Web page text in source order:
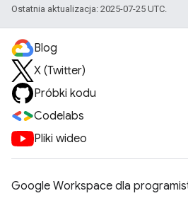
Ostatnia aktualizacja: 2025-07-25 UTC.
Blog
X (Twitter)
Próbki kodu
Codelabs
Pliki wideo
Google Workspace dla